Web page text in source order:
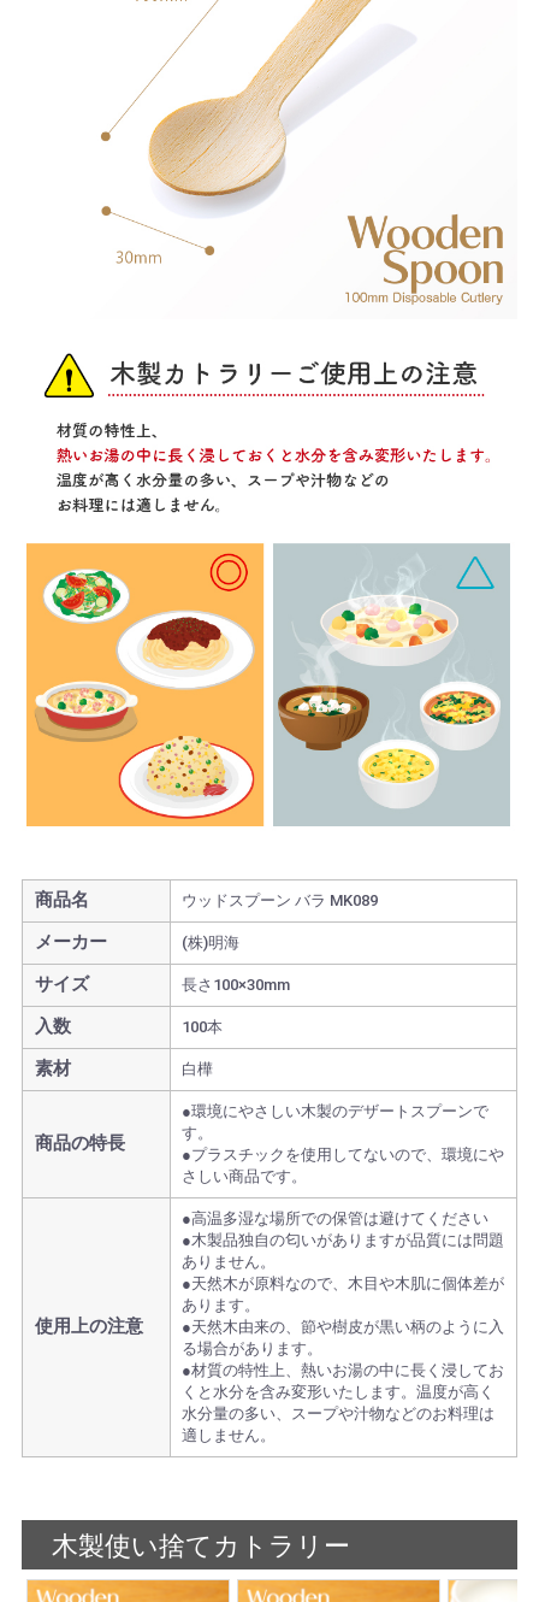
商品名 ウッドスプーン バラ MK089
メーカー (株)明海
サイズ 長さ100×30mm
入数 100本
素材 白樺
商品の特長
●環境にやさしい木製のデザートスプーンで
す。
●プラスチックを使用してないので、環境にや
さしい商品です。
使用上の注意
●高温多湿な場所での保管は避けてください
●木製品独自の匂いがありますが品質には問題
ありません。
●天然木が原料なので、木目や木肌に個体差が
あります。
●天然木由来の、節や樹皮が黒い柄のように入
る場合があります。
●材質の特性上、熱いお湯の中に長く浸してお
くと水分を含み変形いたします。温度が高く
水分量の多い、スープや汁物などのお料理は
適しません。